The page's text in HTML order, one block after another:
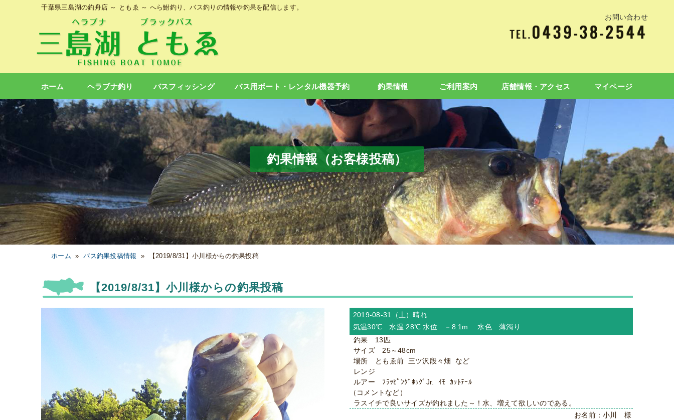
千葉県三島湖の釣舟店 ～ ともゑ ～ へら鮒釣り、バス釣りの情報や釣果を配信します。
お問い合わせ
ホーム ヘラブナ釣り バスフィッシング バス用ボート・レンタル機器予約 釣果情報 ご利用案内 店舗情報・アクセス マイページ
釣果情報（お客様投稿）
ホーム »バス釣果投稿情報 » 【2019/8/31】小川様からの釣果投稿
【2019/8/31】小川様からの釣果投稿
2019-08-31（土）晴れ
気温30℃ 水温 28℃ 水位 －8.1m 水色 薄濁り
釣果 13匹
サイズ 25～48cm
場所 ともゑ前 三ツ沢段々畑 など
レンジ
ルアー ﾌﾗｯﾋﾟﾝｸﾞﾎｯｸﾞJr. ｲﾓ ｶｯﾄﾃｰﾙ
（コメントなど）
ラスイチで良いサイズが釣れました～！水、増えて欲しいのである。
お名前：小川 様